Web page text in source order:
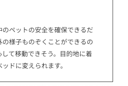
ペットの安全を確保できるだ
様子ものぞくことができるの
て移動できそう。目的地に着
ドに変えられます。